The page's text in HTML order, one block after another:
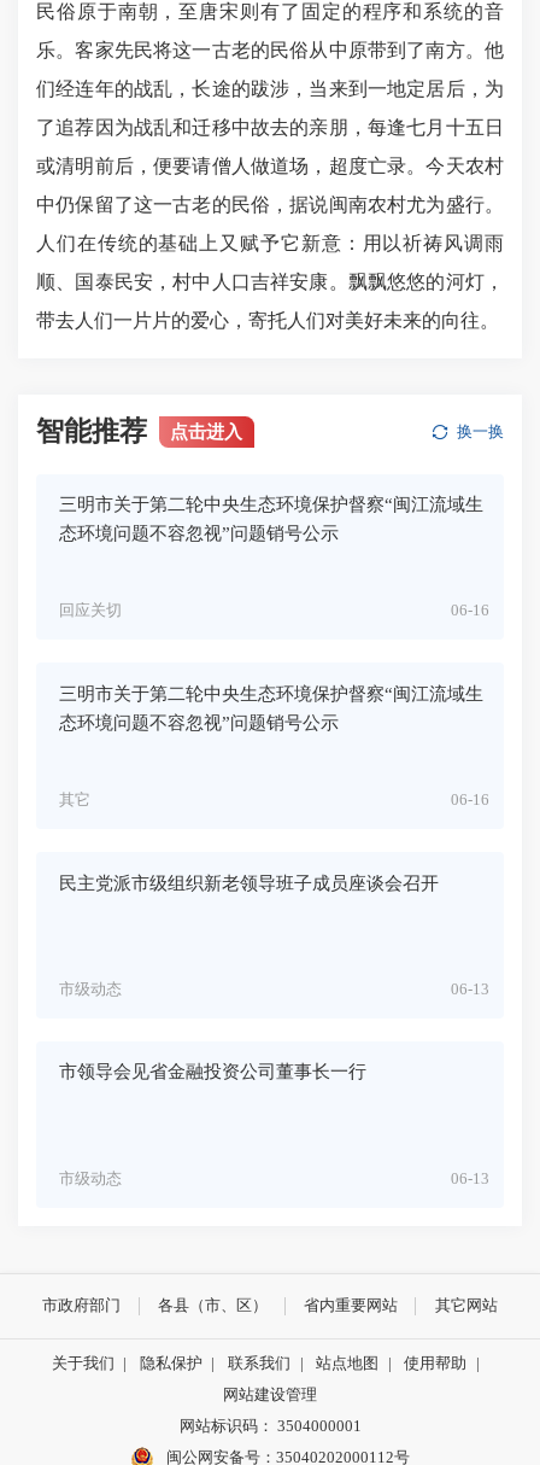
民俗原于南朝，至唐宋则有了固定的程序和系统的音
乐。客家先民将这一古老的民俗从中原带到了南方。他
们经连年的战乱，长途的跋涉，当来到一地定居后，为
了追荐因为战乱和迁移中故去的亲朋，每逢七月十五日
或清明前后，便要请僧人做道场，超度亡录。今天农村
中仍保留了这一古老的民俗，据说闽南农村尤为盛行。
人们在传统的基础上又赋予它新意：用以祈祷风调雨
顺、国泰民安，村中人口吉祥安康。飘飘悠悠的河灯，
带去人们一片片的爱心，寄托人们对美好未来的向往。
智能推荐 点击进入 换一换
三明市关于第二轮中央生态环境保护督察“闽江流域生
态环境问题不容忽视”问题销号公示
06-16
回应关切
三明市关于第二轮中央生态环境保护督察“闽江流域生
态环境问题不容忽视”问题销号公示
06-16
其它
民主党派市级组织新老领导班子成员座谈会召开
06-13
市级动态
市领导会见省金融投资公司董事长一行
06-13
市级动态
市政府部门 各县（市、区） 省内重要网站 其它网站
关于我们 | 隐私保护 | 联系我们 | 站点地图 | 使用帮助
|
网站建设管理
网站标识码： 3504000001
闽公网安备号：35040202000112号